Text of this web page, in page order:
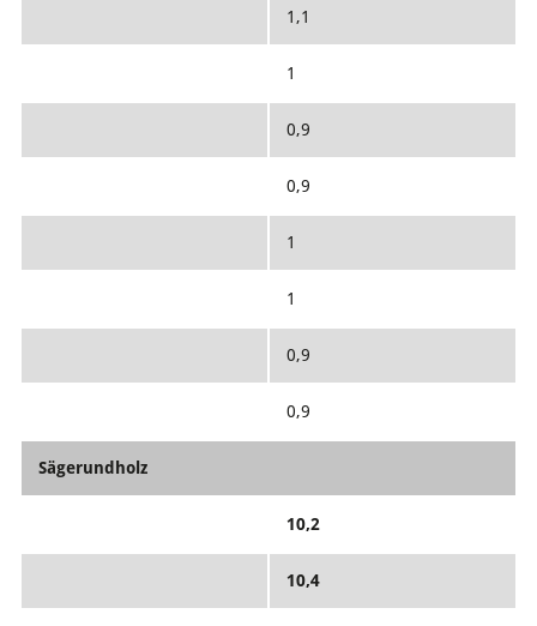
1,1
1
0,9
0,9
1
1
0,9
0,9
Sägerundholz
10,2
10,4